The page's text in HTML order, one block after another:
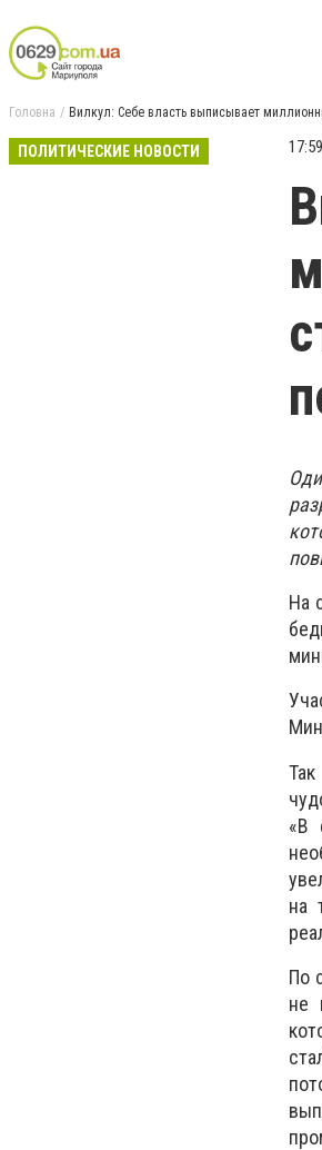
Головна Вилкул: Себе власть выписывает
ПОЛИТИЧЕСКИЕ НОВОСТИ
На
«В
на
По
не